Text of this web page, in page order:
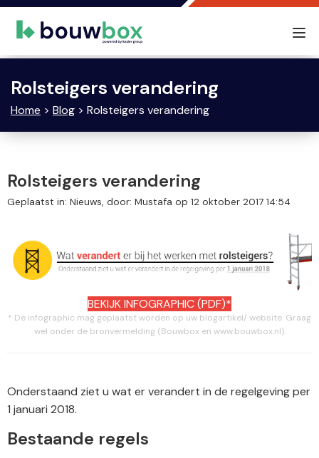
Rolsteigers verandering
Home > Blog > Rolsteigers verandering
Rolsteigers verandering
Geplaatst in: Nieuws, door: Mustafa op 12 oktober 2017 14:54
BEKIJK INFOGRAPHIC (PDF)*
* De infographic mag geplaatst worden op uw blogartikel/ website. Graag
wel onder de bronvermelding (Bouwbox en www.bouwbox.nl).
Onderstaand ziet u wat er verandert in de regelgeving per
1 januari 2018.
Bestaande regels